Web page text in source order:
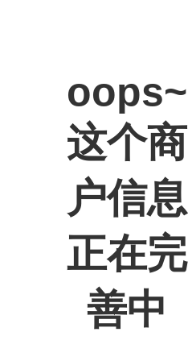
oops~
这个商
户信息
正在完
善中